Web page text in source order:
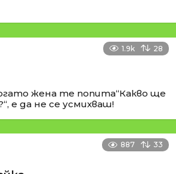
1.9k 28
жена те попита“Какво ще
е да не се усмихваш!
887 33